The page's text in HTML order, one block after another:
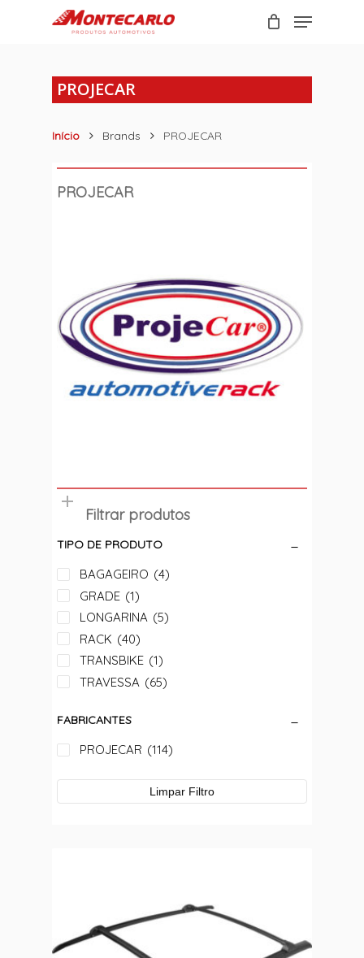
Menu
Carrinho
PROJECAR
Início Brands PROJECAR
PROJECAR
Filtrar produtos
TIPO DE PRODUTO
BAGAGEIRO (4)
GRADE (1)
LONGARINA (5)
RACK (40)
TRANSBIKE (1)
TRAVESSA (65)
FABRICANTES
PROJECAR (114)
Limpar Filtro